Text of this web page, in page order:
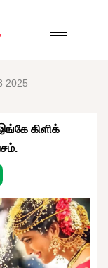
2025
கிளிக்